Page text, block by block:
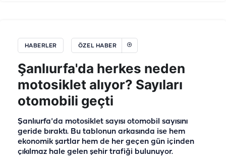
HABERLER ÖZEL HABER
Şanlıurfa'da herkes neden
motosiklet alıyor? Sayıları
otomobili geçti
Şanlıurfa'da motosiklet sayısı otomobil sayısını
geride bıraktı. Bu tablonun arkasında ise hem
ekonomik şartlar hem de her geçen gün içinden
çıkılmaz hale gelen şehir trafiği bulunuyor.